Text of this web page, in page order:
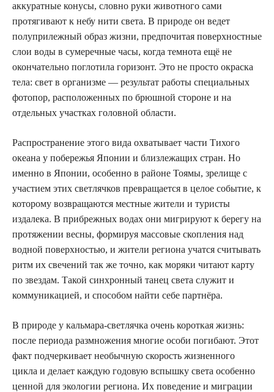
аккуратные конусы, словно руки животного сами
протягивают к небу нити света. В природе он ведет
полуприлежный образ жизни, предпочитая поверхностные
слои воды в сумеречные часы, когда темнота ещё не
окончательно поглотила горизонт. Это не просто окраска
тела: свет в организме — результат работы специальных
фотопор, расположенных по брюшной стороне и на
отдельных участках головной области.
Распространение этого вида охватывает части Тихого
океана у побережья Японии и близлежащих стран. Но
именно в Японии, особенно в районе Тоямы, зрелище с
участием этих светлячков превращается в целое событие, к
которому возвращаются местные жители и туристы
издалека. В прибрежных водах они мигрируют к берегу на
протяжении весны, формируя массовые скопления над
водной поверхностью, и жители региона учатся считывать
ритм их свечений так же точно, как моряки читают карту
по звездам. Такой синхронный танец света служит и
коммуникацией, и способом найти себе партнёра.
В природе у кальмара-светлячка очень короткая жизнь:
после периода размножения многие особи погибают. Этот
факт подчеркивает необычную скорость жизненного
цикла и делает каждую годовую вспышку света особенно
ценной для экологии региона. Их поведение и миграции